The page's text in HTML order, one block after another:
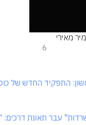
מאירי
6
התפקיד החדש של
עבר תאונת